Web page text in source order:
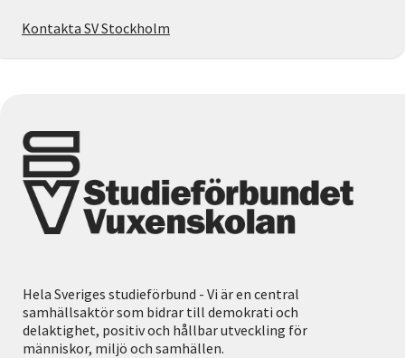
Kontakta SV Stockholm
Hela Sveriges studieförbund - Vi är en central
samhällsaktör som bidrar till demokrati och
delaktighet, positiv och hållbar utveckling för
människor, miljö och samhällen.